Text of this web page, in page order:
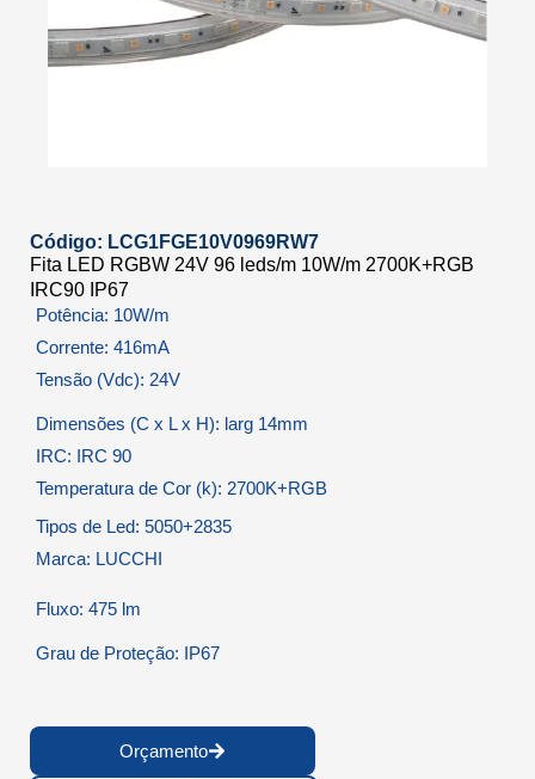
Código: LCG1FGE10V0969RW7
Fita LED RGBW 24V 96 leds/m 10W/m 2700K+RGB
IRC90 IP67
Potência: 10W/m
Corrente: 416mA
Tensão (Vdc): 24V
Dimensões (C x L x H): larg 14mm
IRC: IRC 90
Temperatura de Cor (k): 2700K+RGB
Tipos de Led: 5050+2835
Marca: LUCCHI
Fluxo: 475 lm
Grau de Proteção: IP67
Orçamento